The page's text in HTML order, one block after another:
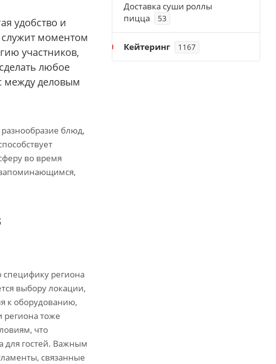
удобство и
моментом
участников,
любое
между деловым
блюд,
во время
специфику региона
выбору локации,
к оборудованию,
региона тоже
что
для гостей. Важным
связанные
Доставка суши роллы
пицца
53
Кейтеринг 1167